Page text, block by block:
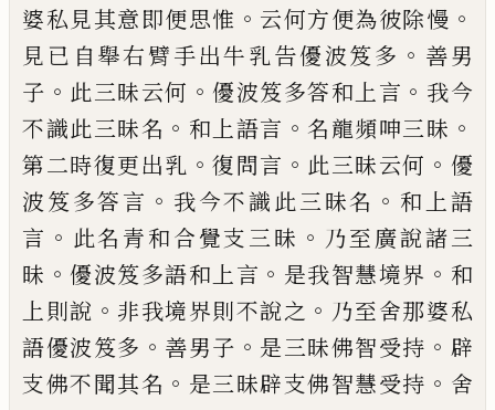
婆私見其意即便思惟 。 云何方便為彼除慢 。
見已自舉右臂手出牛乳告優波笈多 。 善男
子 。 此三昧云何 。優波笈多答和上言 。 我今
不識此三昧名 。 和上語言 。名龍頻呻三昧 。
第二時復更出乳 。復問言 。 此三昧云何 。 優
波笈多答言 。 我今不識此三昧名 。 和 上語
言 。 此名青和合覺支三昧 。 乃至廣說諸三
昧 。優波笈多語和上言 。 是我智慧境界 。 和
上則說 。 非我境界則不說之 。 乃至舍那婆私
語優波笈多 。 善男子 。 是三昧佛智受持 。 辟
支佛不聞其名 。 是三昧辟支佛智慧受持 。 舍